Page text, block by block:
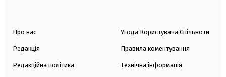
Про нас
Редакція
Редакційна політика
Угода Користувача Спільноти
Правила коментування
Технічна інформація